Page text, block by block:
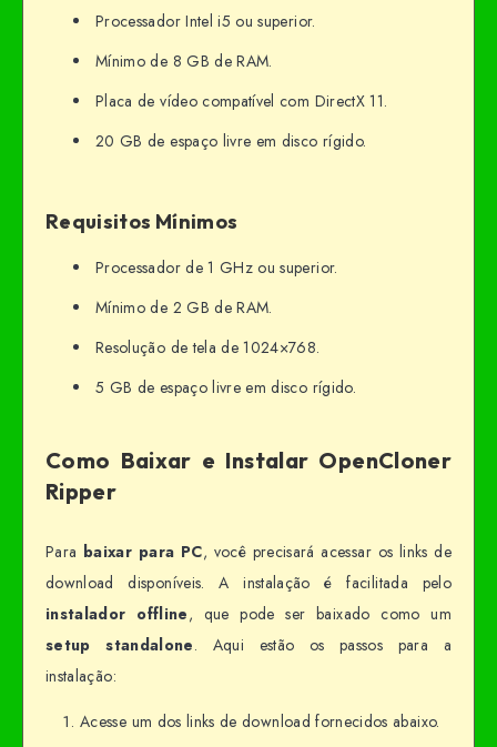
Processador Intel i5 ou superior.
Mínimo de 8 GB de RAM.
Placa de vídeo compatível com DirectX 11.
20 GB de espaço livre em disco rígido.
Requisitos Mínimos
Processador de 1 GHz ou superior.
Mínimo de 2 GB de RAM.
Resolução de tela de 1024×768.
5 GB de espaço livre em disco rígido.
Como Baixar e Instalar OpenCloner
Ripper
Para baixar para PC, você precisará acessar os links de
download disponíveis. A instalação é facilitada pelo
instalador offline, que pode ser baixado como um
setup standalone. Aqui estão os passos para a
instalação:
Acesse um dos links de download fornecidos abaixo.